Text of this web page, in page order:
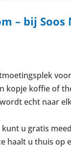
– bij
kopje koffie of
echt naar
u gratis
haalt u thuis